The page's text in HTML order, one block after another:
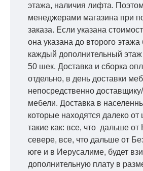
этажа, наличия лифта.
менеджерами магазина при
заказа. Если указана
она указана до второго
каждый дополнительный этаж
50 шек. Доставка и сборка
отдельно, в день доставки
непосредственно
мебели. Доставка в
которые находятся далеко от
такие как: все, что дальше от
севере, все, что дальше от
юге и в Иерусалиме, будет
дополнительную плату в